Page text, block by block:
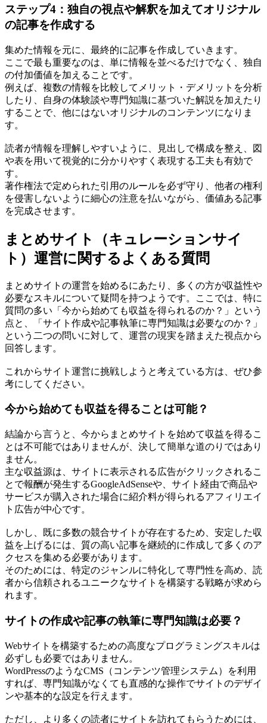
ステップ4：独自の視点や解釈を加えてオリジナル
の記事を作成する
集めた情報を元に、最終的に記事を作成していきます。
ここで最も重要なのは、単に情報を並べるだけでなく、独自
の付加価値を加えることです。
例えば、複数の情報を比較してメリット・デメリットを分析
したり、自身の体験談や専門知識に基づいた解説を加えたり
することで、他にはないオリジナルのコンテンツになりま
す。
読者が情報を理解しやすいように、見出しで構成を整え、図
や表を用いて視覚的に分かりやすく表現する工夫も有効で
す。
著作権法で定められた引用のルールを必ず守り、他者の権利
を侵害しないように細心の注意を払いながら、価値ある記事
を完成させます。
まとめサイト（キュレーションサイ
ト）運営に関するよくある質問
まとめサイトの運営を始めるにあたり、多くの方が収益性や
必要なスキルについて疑問を持つようです。ここでは、特に
質問の多い「今から始めても収益を得られるのか？」という
点と、「サイト作成や記事執筆に専門知識は必要なのか？」
という二つの問いに対して、運営の現実を踏まえた視点から
回答します。
これからサイト運営に挑戦しようと考えている方は、ぜひ参
考にしてください。
今から始めても収益を得ることは可能？
結論から言うと、今からまとめサイトを始めて収益を得るこ
とは不可能ではありませんが、決して簡単な道のりではあり
ません。
主な収益源は、サイトに表示される広告がクリックされるこ
とで報酬が発生するGoogleAdSenseや、サイト経由で商品や
サービスが購入された場合に紹介料が得られるアフィリエイ
ト広告が中心です。
しかし、既に多数の競合サイトが存在するため、安定した収
益を上げるには、質の高い記事を継続的に作成して多くのア
クセスを集める必要があります。
そのためには、特定のジャンルに特化して専門性を高め、読
者から信頼されるユニークなサイトを構築する戦略が求めら
れます。
サイトの作成や記事の執筆に専門知識は必要？
Webサイトを構築するための高度なプログラミングスキルは
必ずしも必要ではありません。
WordPressのようなCMS（コンテンツ管理システム）を利用
すれば、専門知識がなくても直感的な操作でサイトのデザイ
ンや基本的な設定を行えます。
ただし、より多くの読者にサイトを訪れてもらうためには、